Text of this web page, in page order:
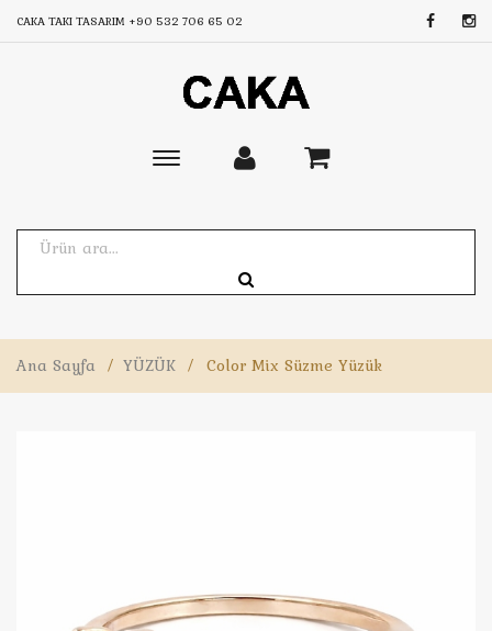
CAKA TAKI TASARIM +90 532 706 65 02
Toggle
Ana Sayfa / YÜZÜK / Color Mix Süzme Yüzük